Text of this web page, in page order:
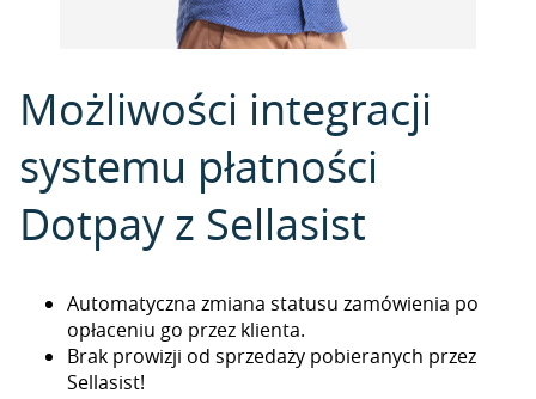
Możliwości integracji
systemu płatności
Dotpay z Sellasist
Automatyczna zmiana statusu zamówienia po
opłaceniu go przez klienta.
Brak prowizji od sprzedaży pobieranych przez
Sellasist!